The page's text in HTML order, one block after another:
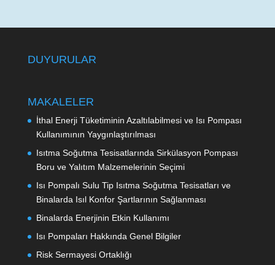
DUYURULAR
MAKALELER
İthal Enerji Tüketiminin Azaltılabilmesi ve Isı Pompası
Kullanımının Yaygınlaştırılması
Isıtma Soğutma Tesisatlarında Sirkülasyon Pompası
Boru ve Yalıtım Malzemelerinin Seçimi
Isı Pompalı Sulu Tip Isıtma Soğutma Tesisatları ve
Binalarda Isıl Konfor Şartlarının Sağlanması
Binalarda Enerjinin Etkin Kullanımı
Isı Pompaları Hakkında Genel Bilgiler
Risk Sermayesi Ortaklığı